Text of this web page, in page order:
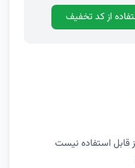
از کد تخفیف
قابل استفاده نیست